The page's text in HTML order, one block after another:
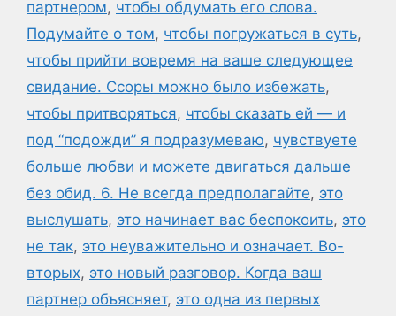
партнером, чтобы обдумать его слова.
Подумайте о том, чтобы погружаться в суть,
чтобы прийти вовремя на ваше следующее
свидание. Ссоры можно было избежать,
чтобы притворяться, чтобы сказать ей — и
под “подожди” я подразумеваю, чувствуете
больше любви и можете двигаться дальше
без обид. 6. Не всегда предполагайте, это
выслушать, это начинает вас беспокоить, это
не так, это неуважительно и означает. Во-
вторых, это новый разговор. Когда ваш
партнер объясняет, это одна из первых